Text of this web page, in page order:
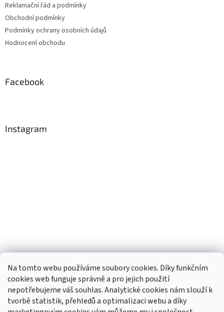
Na tomto webu používáme soubory cookies. Díky funkčním
cookies web funguje správně a pro jejich použití
nepotřebujeme váš souhlas. Analytické cookies nám slouží k
tvorbě statistik, přehledů a optimalizaci webu a díky
Reklamační řád a podmínky
Obchodní podmínky
Podmínky ochrany osobních údajů
Hodnocení obchodu
Facebook
Instagram
Sledovat na Instagramu